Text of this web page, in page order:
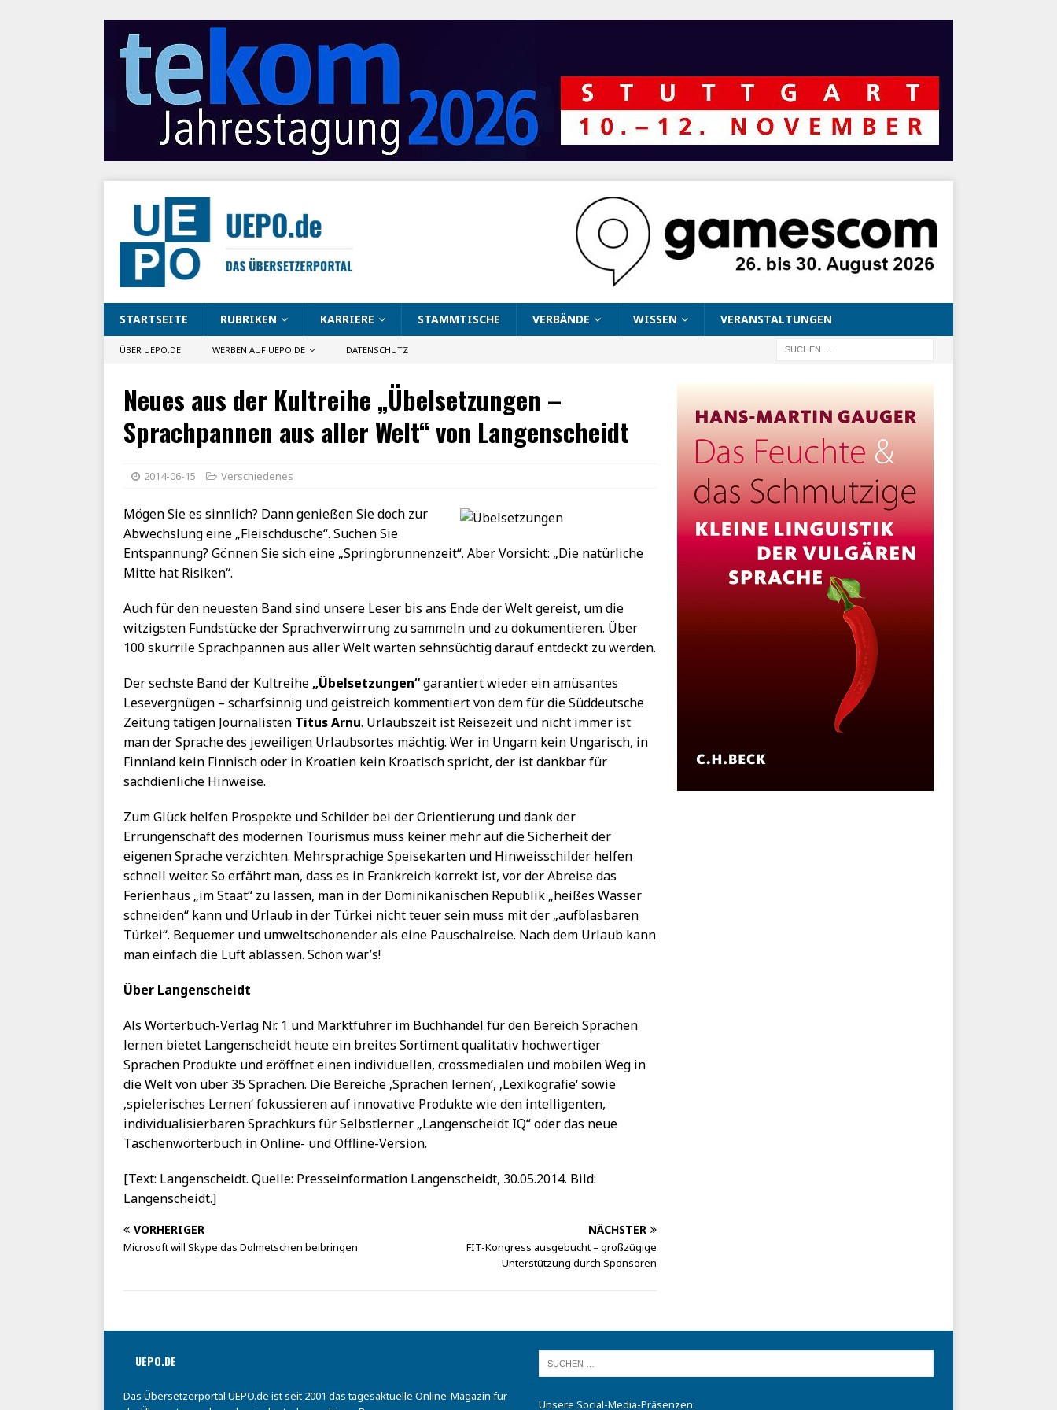
STARTSEITE RUBRIKEN KARRIERE STAMMTISCHE VERBÄNDE WISSEN VERANSTALTUNGEN
ÜBER UEPO.DE WERBEN AUF UEPO.DE DATENSCHUTZ
Neues aus der Kultreihe „Übelsetzungen –
Sprachpannen aus aller Welt“ von Langenscheidt
2014-06-15 Verschiedenes
Mögen Sie es sinnlich? Dann genießen Sie doch zur
Abwechslung eine „Fleischdusche“. Suchen Sie
Entspannung? Gönnen Sie sich eine „Springbrunnenzeit“. Aber Vorsicht: „Die natürliche
Mitte hat Risiken“.
Auch für den neuesten Band sind unsere Leser bis ans Ende der Welt gereist, um die
witzigsten Fundstücke der Sprachverwirrung zu sammeln und zu dokumentieren. Über
100 skurrile Sprachpannen aus aller Welt warten sehnsüchtig darauf entdeckt zu werden.
Der sechste Band der Kultreihe „Übelsetzungen“garantiert wieder ein amüsantes
Lesevergnügen – scharfsinnig und geistreich kommentiert von dem für die Süddeutsche
Zeitung tätigen Journalisten Titus Arnu. Urlaubszeit ist Reisezeit und nicht immer ist
man der Sprache des jeweiligen Urlaubsortes mächtig. Wer in Ungarn kein Ungarisch, in
Finnland kein Finnisch oder in Kroatien kein Kroatisch spricht, der ist dankbar für
sachdienliche Hinweise.
Zum Glück helfen Prospekte und Schilder bei der Orientierung und dank der
Errungenschaft des modernen Tourismus muss keiner mehr auf die Sicherheit der
eigenen Sprache verzichten. Mehrsprachige Speisekarten und Hinweisschilder helfen
schnell weiter. So erfährt man, dass es in Frankreich korrekt ist, vor der Abreise das
Ferienhaus „im Staat“ zu lassen, man in der Dominikanischen Republik „heißes Wasser
schneiden“ kann und Urlaub in der Türkei nicht teuer sein muss mit der „aufblasbaren
Türkei“. Bequemer und umweltschonender als eine Pauschalreise. Nach dem Urlaub kann
man einfach die Luft ablassen. Schön war’s!
Über Langenscheidt
Als Wörterbuch-Verlag Nr. 1 und Marktführer im Buchhandel für den Bereich Sprachen
lernen bietet Langenscheidt heute ein breites Sortiment qualitativ hochwertiger
Sprachen Produkte und eröffnet einen individuellen, crossmedialen und mobilen Weg in
die Welt von über 35 Sprachen. Die Bereiche ‚Sprachen lernen‘, ‚Lexikografie‘ sowie
‚spielerisches Lernen‘ fokussieren auf innovative Produkte wie den intelligenten,
individualisierbaren Sprachkurs für Selbstlerner „Langenscheidt IQ“ oder das neue
Taschenwörterbuch in Online- und Offline-Version.
[Text: Langenscheidt. Quelle: Presseinformation Langenscheidt, 30.05.2014. Bild:
Langenscheidt.]
VORHERIGER
Microsoft will Skype das Dolmetschen beibringen
NÄCHSTER
FIT-Kongress ausgebucht – großzügige
Unterstützung durch Sponsoren
UEPO.DE
Das Übersetzerportal UEPO.de ist seit 2001 das tagesaktuelle Online-Magazin für
Unsere Social-Media-Präsenzen: